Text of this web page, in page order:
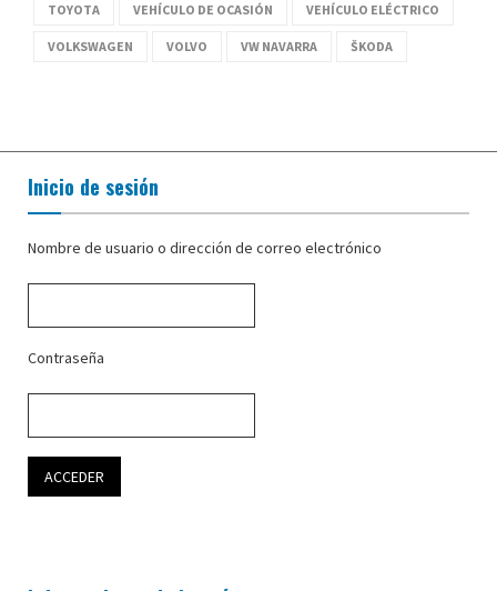
TOYOTA VEHÍCULO DE OCASIÓN VEHÍCULO ELÉCTRICO
VOLKSWAGEN VOLVO VW NAVARRA ŠKODA
Inicio de sesión
Nombre de usuario o dirección de correo electrónico
Contraseña